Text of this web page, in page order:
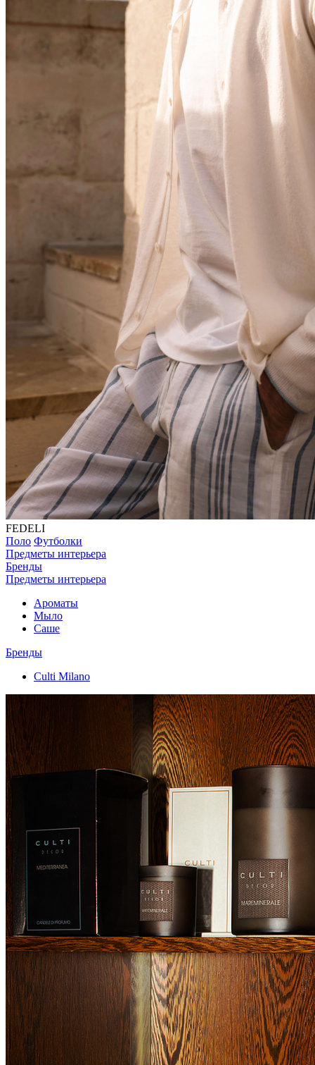
FEDELI
Поло Футболки
Предметы интерьера
Бренды
Предметы интерьера
Ароматы
Мыло
Саше
Бренды
Culti Milano